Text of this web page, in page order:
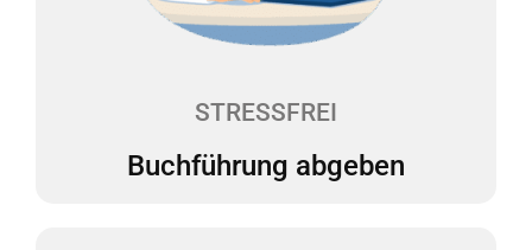
STRESSFREI
Buchführung abgeben
Buchführung monatlich. Ein Dashboard zeigt Ihnen
auf einen Blick, wie es um Ihre Finanzen steht. So